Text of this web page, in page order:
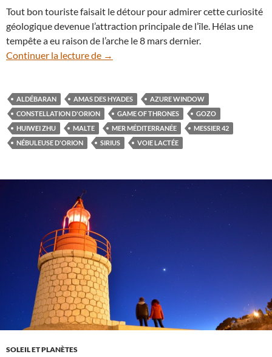
Tout bon touriste faisait le détour pour admirer cette curiosité
géologique devenue l’attraction principale de l’île. Hélas une
tempête a eu raison de l’arche le 8 mars dernier.
Continuer la lecture de l’Azure Window sous les étoiles avant
→
ALDÉBARAN AMAS DES HYADES
AZURE WINDOW
CONSTELLATION D'ORION
GAME OF THRONES
GOZO
HUIWEI ZHU
MALTE MER MÉDITERRANÉE
MESSIER 42
NÉBULEUSE D'ORION
SIRIUS VOIE LACTÉE
SOLEIL ET PLANÈTES